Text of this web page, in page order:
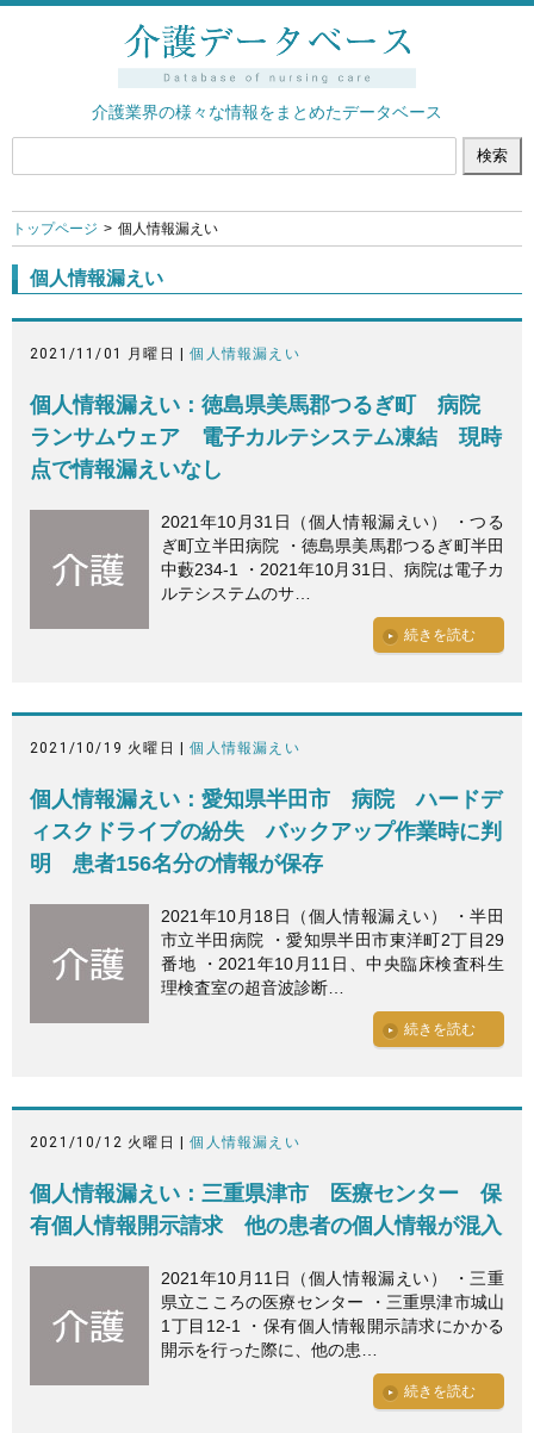
介護業界の様々な情報をまとめたデータベース
トップページ 個人情報漏えい
個人情報漏えい
2021/11/01 月曜日 |個人情報漏えい
個人情報漏えい：徳島県美馬郡つるぎ町 病院
ランサムウェア 電子カルテシステム凍結 現時
点で情報漏えいなし
2021年10月31日（個人情報漏えい） ・つる
ぎ町立半田病院 ・徳島県美馬郡つるぎ町半田
中藪234-1 ・2021年10月31日、病院は電子カ
ルテシステムのサ…
続きを読む
2021/10/19 火曜日 |個人情報漏えい
個人情報漏えい：愛知県半田市 病院 ハードデ
ィスクドライブの紛失 バックアップ作業時に判
明 患者156名分の情報が保存
2021年10月18日（個人情報漏えい） ・半田
市立半田病院 ・愛知県半田市東洋町2丁目29
番地 ・2021年10月11日、中央臨床検査科生
理検査室の超音波診断…
続きを読む
2021/10/12 火曜日 |個人情報漏えい
個人情報漏えい：三重県津市 医療センター 保
有個人情報開示請求 他の患者の個人情報が混入
2021年10月11日（個人情報漏えい） ・三重
県立こころの医療センター ・三重県津市城山
1丁目12-1 ・保有個人情報開示請求にかかる
開示を行った際に、他の患…
続きを読む